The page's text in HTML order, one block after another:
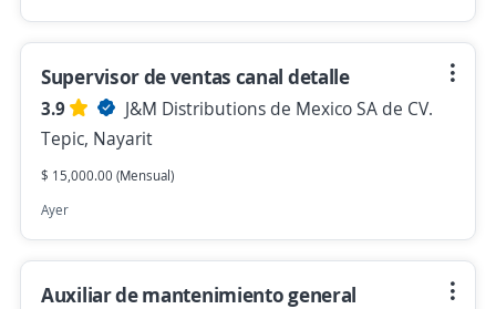
Supervisor de ventas canal detalle
3.9
J&M Distributions de Mexico SA de CV.
Tepic, Nayarit
$ 15,000.00 (Mensual)
Ayer
Auxiliar de mantenimiento general